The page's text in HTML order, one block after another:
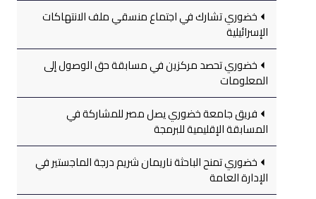
خضوري تشارك في اجتماع منسقي ملف الانتهاكات
الإسرائيلية
خضوري تحصد مركزين في مسابقة حق الوصول إلى
المعلومات
فريق جامعة خضوري يصل مصر للمشاركة في
المسابقة الإقليمية للبرمجة
خضوري تمنح الباحثة ناريمان شريم درجة الماجستير في
الإدارة العامة